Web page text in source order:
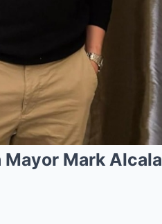
Mayor Mark Alcala